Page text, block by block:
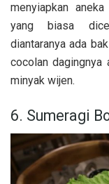
menyiapkan
yang biasa
diantaranya ada
cocolan dagingnya
minyak wijen.
6. Sumeragi